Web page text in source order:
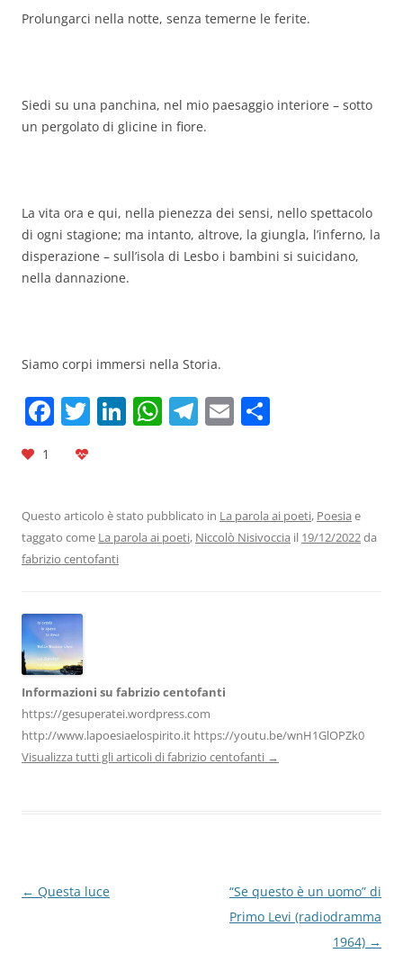
Prolungarci nella notte, senza temerne le ferite.
Siedi su una panchina, nel mio paesaggio interiore – sotto
un pergolato di glicine in fiore.
La vita ora e qui, nella pienezza dei sensi, nello spettacolo
di ogni stagione; ma intanto, altrove, la giungla, l’inferno, la
disperazione – sull’isola di Lesbo i bambini si suicidano,
nella dannazione.
Siamo corpi immersi nella Storia.
F
b
o
k
T Li
dI
n
W
A
p
T
a
m
E
vi
di
1
Questo articolo è stato pubblicato in La parola ai poeti, Poesia e
taggato come La parola ai poeti, Niccolò Nisivoccia il 19/12/2022da
fabrizio centofanti
Informazioni su fabrizio centofanti
https://gesuperatei.wordpress.com
http://www.lapoesiaelospirito.it https://youtu.be/wnH1GlOPZk0
Visualizza tutti gli articoli di fabrizio centofanti →
Navigazione
← Questa luce
“Se questo è un uomo” di
Primo Levi (radiodramma
1964) →